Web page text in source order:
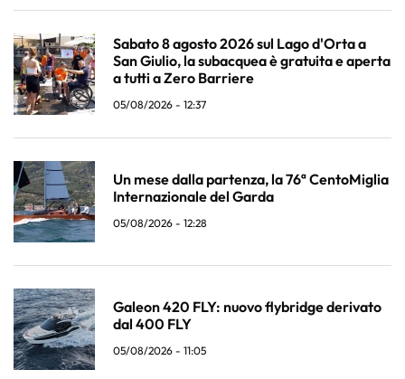
Sabato 8 agosto 2026 sul Lago d'Orta a
San Giulio, la subacquea è gratuita e aperta
a tutti a Zero Barriere
05/08/2026 - 12:37
Un mese dalla partenza, la 76ª CentoMiglia
Internazionale del Garda
05/08/2026 - 12:28
Galeon 420 FLY: nuovo flybridge derivato
dal 400 FLY
05/08/2026 - 11:05